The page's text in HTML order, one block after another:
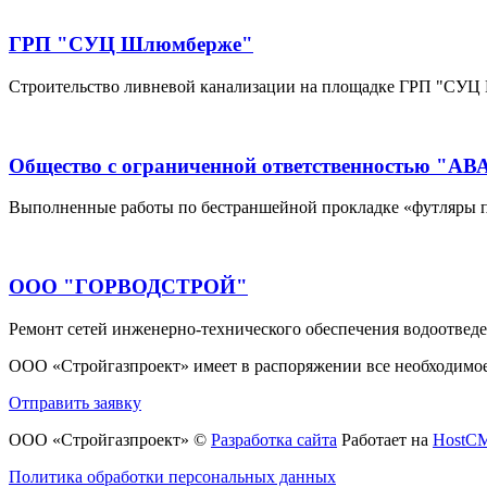
ГРП "СУЦ Шлюмберже"
Строительство ливневой канализации на площадке ГРП
Общество с ограниченной ответственностью
Выполненные работы по бестраншейной прокладке
ООО "ГОРВОДСТРОЙ"
Ремонт сетей инженерно-технического обеспечения
ООО «Стройгазпроект» имеет в распоряжении все
Отправить заявку
ООО «Стройгазпроект» © Разработка сайта Работает на
Политика обработки персональных данных